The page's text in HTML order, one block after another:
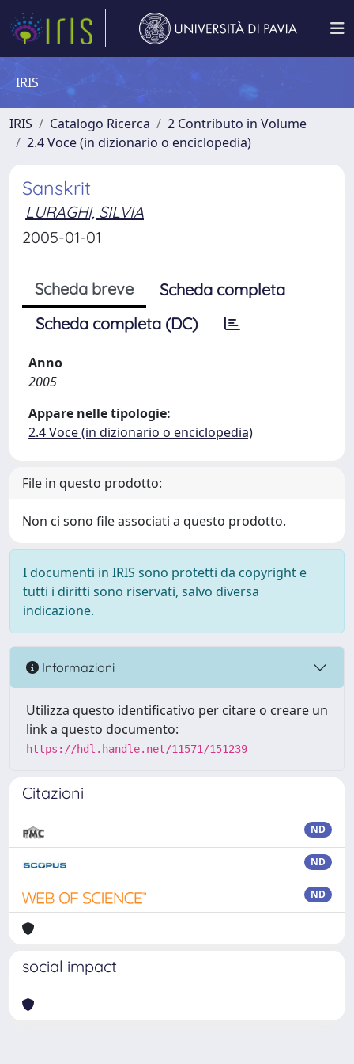
IRIS
IRIS Catalogo Ricerca
2 Contributo in Volume
2.4 Voce (in dizionario o enciclopedia)
Sanskrit
LURAGHI, SILVIA
2005-01-01
Scheda breve
Scheda completa
Scheda completa (DC)
Anno
2005
Appare nelle tipologie:
2.4 Voce (in dizionario o enciclopedia)
File in questo prodotto:
Non ci sono file associati a questo prodotto.
I documenti in IRIS sono protetti da copyright e
tutti i diritti sono riservati, salvo diversa
indicazione.
Informazioni
Utilizza questo identificativo per citare o creare un
link a questo documento:
https://hdl.handle.net/11571/151239
Citazioni
ND
ND
ND
social impact